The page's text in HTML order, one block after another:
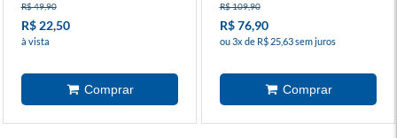
R$ 49,90
R$ 22,50
à vista
R$ 109,90
R$ 76,90
ou 3x de R$ 25,63 sem juros